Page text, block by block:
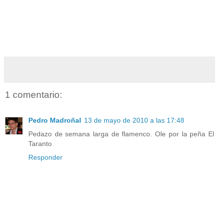
1 comentario:
Pedro Madroñal 13 de mayo de 2010 a las 17:48
Pedazo de semana larga de flamenco. Ole por la peña El
Taranto
Responder